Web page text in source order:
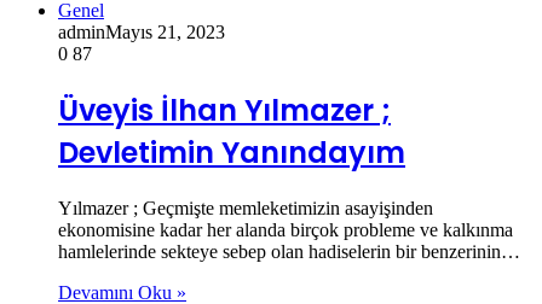
Genel
adminMayıs 21, 2023
0 87
Üveyis İlhan Yılmazer ;
Devletimin Yanındayım
Yılmazer ; Geçmişte memleketimizin asayişinden
ekonomisine kadar her alanda birçok probleme ve kalkınma
hamlelerinde sekteye sebep olan hadiselerin bir benzerinin…
Devamını Oku »